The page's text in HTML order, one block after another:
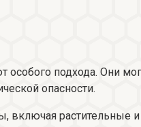
особого подхода. Они
опасности.
включая растительные